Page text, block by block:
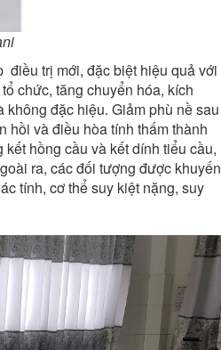
trị mới, đặc biệt hiệu quả với
chức, tăng chuyển hóa, kích
đặc hiệu. Giảm phù nề sau
hồi và điều hòa tính thấm thành
hồng cầu và kết dính tiểu cầu,
ra, các đối tượng được khuyến
tính, cơ thể suy kiệt nặng, suy